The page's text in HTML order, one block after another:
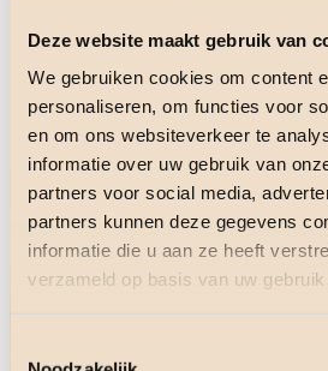
Deze website maakt gebruik van
We gebruiken cookies om content
personaliseren, om functies voor
en om ons websiteverkeer te
informatie over uw gebruik van
partners voor social media,
partners kunnen deze gegevens
informatie die u aan ze heeft
verzameld op basis van uw